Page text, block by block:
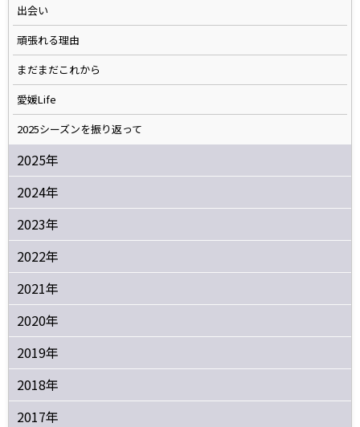
出会い
頑張れる理由
まだまだこれから
愛媛Life
2025シーズンを振り返って
2025年
2024年
2023年
2022年
2021年
2020年
2019年
2018年
2017年